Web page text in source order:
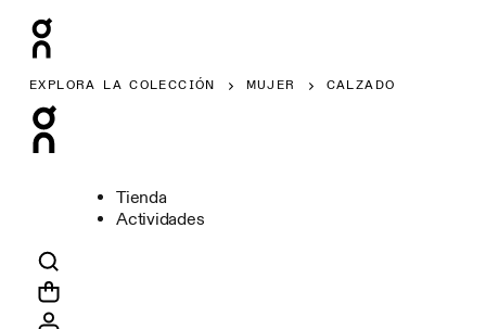
EXPLORA LA COLECCIÓN MUJER CALZADO
Tienda
Actividades